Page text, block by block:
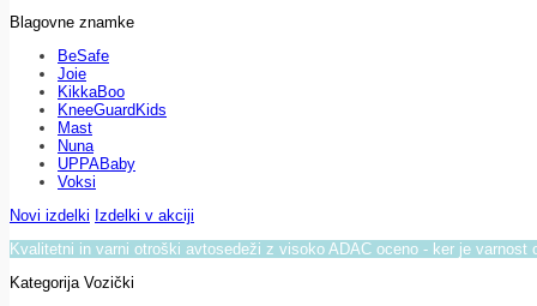
Blagovne znamke
BeSafe
Joie
KikkaBoo
KneeGuardKids
Mast
Nuna
UPPABaby
Voksi
Novi izdelki Izdelki v akciji
Kvalitetni in varni otroški avtosedeži z visoko ADAC oceno - ker je varnost
Kategorija Vozički